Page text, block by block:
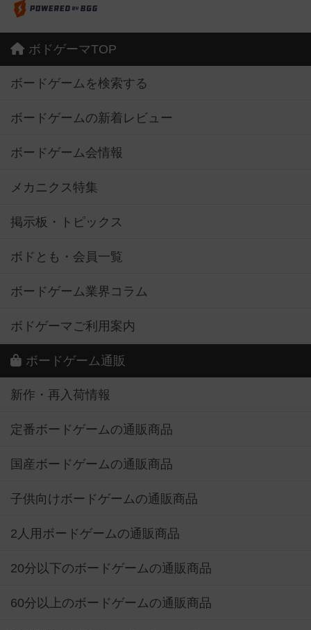
ボドゲーマTOP
ボードゲームを検索する
ボードゲームの新着レビュー
ボードゲーム会情報
メカニクス特集
掲示板・トピックス
ボドとも・会員一覧
ボードゲーム業界コラム
ボドゲーマご利用案内
ボードゲーム通販
新作・再入荷情報
定番ボードゲームの通販商品
国産ボードゲームの通販商品
子供向けボードゲームの通販商品
2人用ボードゲームの通販商品
20分以下のボードゲームの通販商品
60分以上のボードゲームの通販商品